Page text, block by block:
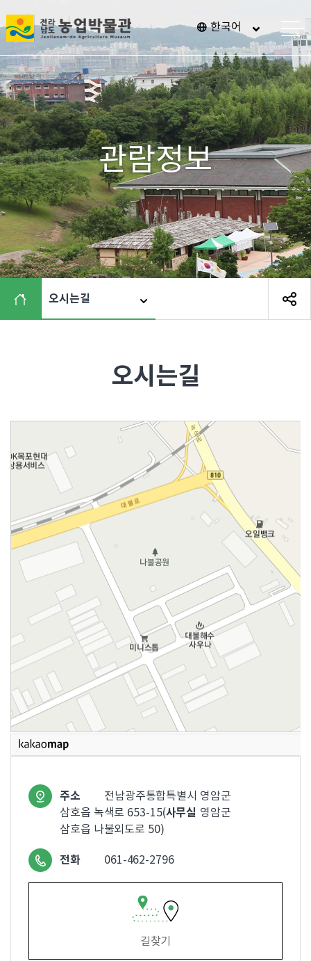
전
남
광
주
통
합
특
별
시
농
업
박
물
관
"
한국어
메
뉴
열
기
관람정보
오시는길
오시는길
주소
전남광주통합특별시 영암군
삼호읍 녹색로 653-15(사무실 영암군
삼호읍 나불외도로 50)
전화 061-462-2796
길찾기